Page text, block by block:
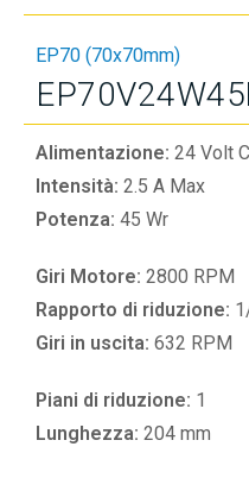
EP70 (70x70mm)
Alimentazione: 24 Volt
Intensità: 2.5 A Max
Potenza: 45 Wr
Giri Motore: 2800 RPM
Rapporto di riduzione:
Giri in uscita: 632 RPM
Piani di riduzione: 1
Lunghezza: 204 mm